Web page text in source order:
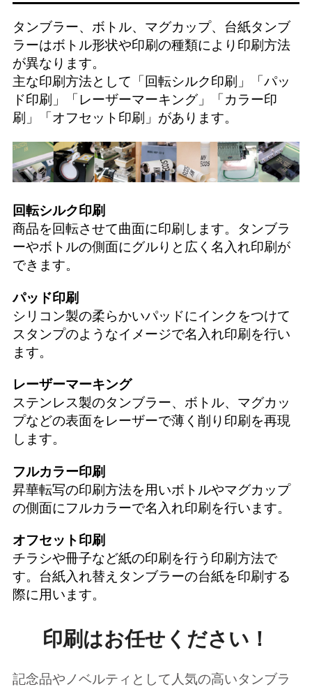
タンブラー、ボトル、マグカップ、台紙タンブ
ラーはボトル形状や印刷の種類により印刷方法
が異なります。
主な印刷方法として「 回転シルク印刷 」「 パッ
ド印刷 」「 レーザーマーキング」「 カラー印
刷 」「 オフセット印刷 」があります。
回転シルク印刷
商品を回転させて曲面に印刷します。タンブラ
ーやボトルの側面にグルりと広く名入れ印刷が
できます。
パッド印刷
シリコン製の柔らかいパッドにインクをつけて
スタンプのようなイメージで名入れ印刷を行い
ます。
レーザーマーキング
ステンレス製のタンブラー、ボトル、マグカッ
プなどの表面をレーザーで薄く削り印刷を再現
します。
フルカラー印刷
昇華転写の印刷方法を用いボトルやマグカップ
の側面にフルカラーで名入れ印刷を行います。
オフセット印刷
チラシや冊子など紙の印刷を行う印刷方法で
す。台紙入れ替えタンブラーの台紙を印刷する
際に用います。
印刷はお任せください！
記念品やノベルティとして人気の高いタンブラ